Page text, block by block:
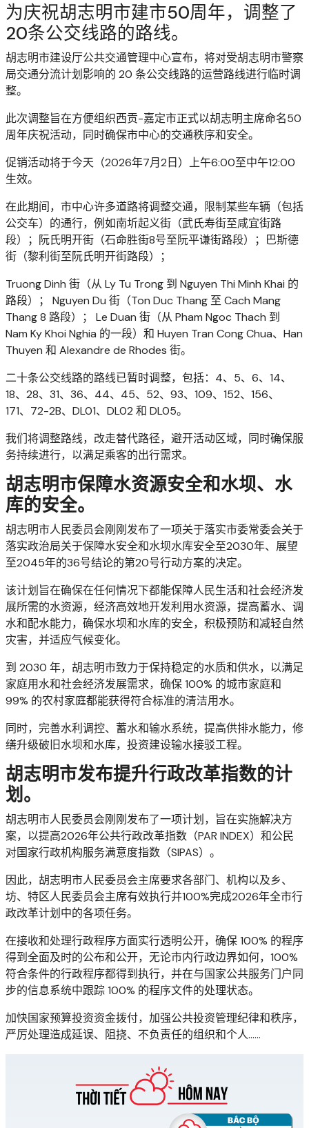
为庆祝胡志明市建市50周年，调整了
20条公交线路的路线。
胡志明市建设厅公共交通管理中心宣布，将对受胡志明市警察
局交通分流计划影响的 20 条公交线路的运营路线进行临时调
整。
此次调整旨在方便组织西贡-嘉定市正式以胡志明主席命名50
周年庆祝活动，同时确保市中心的交通秩序和安全。
促销活动将于今天（2026年7月2日）上午6:00至中午12:00
生效。
在此期间，市中心许多道路将调整交通，限制某些车辆（包括
公交车）的通行，例如南圻起义街（武氏寿街至咸宜街路
段）；阮氏明开街（石命胜街8号至阮平谦街路段）；巴斯德
街（黎利街至阮氏明开街路段）；
Truong Dinh 街（从 Ly Tu Trong 到 Nguyen Thi Minh Khai 的
路段）； Nguyen Du 街（Ton Duc Thang 至 Cach Mang
Thang 8 路段）； Le Duan 街（从 Pham Ngoc Thach 到
Nam Ky Khoi Nghia 的一段）和 Huyen Tran Cong Chua、Han
Thuyen 和 Alexandre de Rhodes 街。
二十条公交线路的路线已暂时调整，包括：4、5、6、14、
18、28、31、36、44、45、52、93、109、152、156、
171、72-2B、DL01、DL02 和 DL05。
我们将调整路线，改走替代路径，避开活动区域，同时确保服
务持续进行，以满足乘客的出行需求。
胡志明市保障水资源安全和水坝、水
库的安全。
胡志明市人民委员会刚刚发布了一项关于落实市委常委会关于
落实政治局关于保障水安全和水坝水库安全至2030年、展望
至2045年的36号结论的第20号行动方案的决定。
该计划旨在确保在任何情况下都能保障人民生活和社会经济发
展所需的水资源，经济高效地开发利用水资源，提高蓄水、调
水和配水能力，确保水坝和水库的安全，积极预防和减轻自然
灾害，并适应气候变化。
到 2030 年，胡志明市致力于保持稳定的水质和供水，以满足
家庭用水和社会经济发展需求，确保 100% 的城市家庭和
99% 的农村家庭都能获得符合标准的清洁用水。
同时，完善水利调控、蓄水和输水系统，提高供排水能力，修
缮升级破旧水坝和水库，投资建设输水接驳工程。
胡志明市发布提升行政改革指数的计
划。
胡志明市人民委员会刚刚发布了一项计划，旨在实施解决方
案，以提高2026年公共行政改革指数（PAR INDEX）和公民
对国家行政机构服务满意度指数（SIPAS）。
因此，胡志明市人民委员会主席要求各部门、机构以及乡、
坊、特区人民委员会主席有效执行并100%完成2026年全市行
政改革计划中的各项任务。
在接收和处理行政程序方面实行透明公开，确保 100% 的程序
得到全面及时的公布和公开，无论市内行政边界如何，100%
符合条件的行政程序都得到执行，并在与国家公共服务门户同
步的信息系统中跟踪 100% 的程序文件的处理状态。
加快国家预算投资资金拨付，加强公共投资管理纪律和秩序，
严厉处理造成延误、阻挠、不负责任的组织和个人……